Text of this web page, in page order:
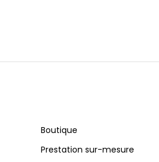
Boutique
Prestation sur-mesure